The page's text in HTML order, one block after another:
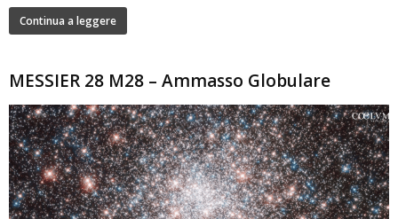
Continua a leggere
MESSIER 28 M28 – Ammasso Globulare